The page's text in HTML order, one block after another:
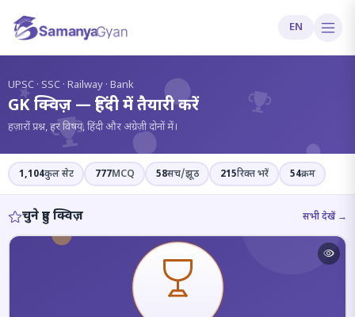
EN
?
UPSC · SSC · Railway · Bank
GK क्विज़ — हिंदी में तैयारी करें
हज़ारों प्रश्न, हर विषय, हिंदी और अंग्रेज़ी दोनों में।
1,104कुल सेट 777MCQ 58सच/झूठ 215रिक्त भरें 54क्रम
चुने हुए क्विज़ सभी देखें →